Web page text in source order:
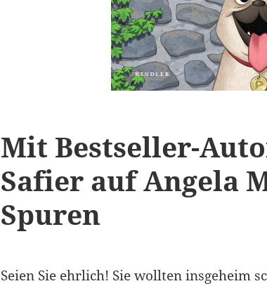
Mit Bestseller-
Safier auf Angela
Spuren
Seien Sie ehrlich! Sie wollten insgeheim